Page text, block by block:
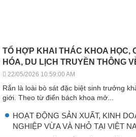
TỔ HỢP KHAI THÁC KHOA HỌC,
HÓA, DU LỊCH TRUYỀN THÔNG
22/05/2026 10:59:00 AM
Rắn là loài bò sát đặc biệt sinh trưởng
giới. Theo từ điển bách khoa mở...
HOẠT ĐỘNG SẢN XUẤT, KINH
NGHIỆP VỪA VÀ NHỎ TẠI VIỆT